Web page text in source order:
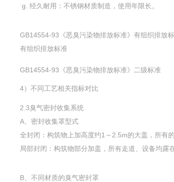
g. 经久耐用：不锈钢材质制造，使用年限长。
GB14554-93《恶臭污染物排放标准》有组织排放
有组织排放标准
GB14554-93《恶臭污染物排放标准》二级标准
4）不同工艺相关指标对比
2.3臭气密封收集系统
A、密封收集罩型式
全封闭：构筑物上加高度约1～2.5m的大盖，所有
局部封闭：构筑物部分加盖，所有走道、设备均露
B、不同材质的臭气密封罩